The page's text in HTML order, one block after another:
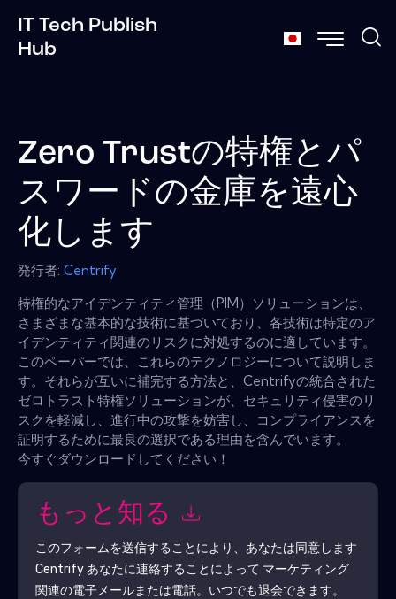
IT Tech Publish
Hub
Zero Trustの特権とパ
スワードの金庫を遠心
化します
発行者: Centrify
特権的なアイデンティティ管理（PIM）ソリューションは、
さまざまな基本的な技術に基づいており、各技術は特定のア
イデンティティ関連のリスクに対処するのに適しています。
このペーパーでは、これらのテクノロジーについて説明しま
す。それらが互いに補完する方法と、Centrifyの統合された
ゼロトラスト特権ソリューションが、セキュリティ侵害のリ
スクを軽減し、進行中の攻撃を妨害し、コンプライアンスを
証明するために最良の選択である理由を含んでいます。
今すぐダウンロードしてください！
もっと知る
このフォームを送信することにより、あなたは同意します
Centrifyあなたに連絡することによって マーケティング
関連の電子メールまたは電話。いつでも退会できます。